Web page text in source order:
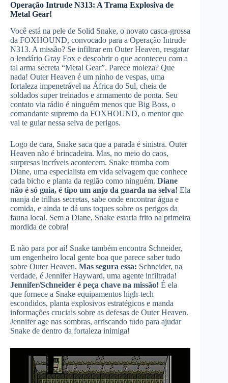
Operação Intrude N313: A Trama Explosiva de
Metal Gear!
Você está na pele de Solid Snake, o novato casca-grossa
da FOXHOUND, convocado para a Operação Intrude
N313. A missão? Se infiltrar em Outer Heaven, resgatar
o lendário Gray Fox e descobrir o que aconteceu com a
tal arma secreta “Metal Gear”. Parece moleza? Que
nada! Outer Heaven é um ninho de vespas, uma
fortaleza impenetrável na África do Sul, cheia de
soldados super treinados e armamento de ponta. Seu
contato via rádio é ninguém menos que Big Boss, o
comandante supremo da FOXHOUND, o mentor que
vai te guiar nessa selva de perigos.
Logo de cara, Snake saca que a parada é sinistra. Outer
Heaven não é brincadeira. Mas, no meio do caos,
surpresas incríveis acontecem. Snake tromba com
Diane, uma especialista em vida selvagem que conhece
cada bicho e planta da região como ninguém. Diane
não é só guia, é tipo um anjo da guarda na selva! Ela
manja de trilhas secretas, sabe onde encontrar água e
comida, e ainda te dá uns toques sobre os perigos da
fauna local. Sem a Diane, Snake estaria frito na primeira
mordida de cobra!
E não para por aí! Snake também encontra Schneider,
um engenheiro local gente boa que parece saber tudo
sobre Outer Heaven. Mas segura essa: Schneider, na
verdade, é Jennifer Hayward, uma agente infiltrada!
Jennifer/Schneider é peça chave na missão! É ela
que fornece a Snake equipamentos high-tech
escondidos, planta explosivos estratégicos e manda
informações cruciais sobre as defesas de Outer Heaven.
Jennifer age nas sombras, arriscando tudo para ajudar
Snake de dentro da fortaleza inimiga!